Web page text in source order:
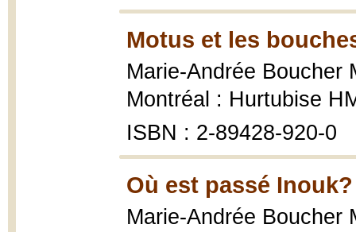
Motus et les
Marie-Andrée Boucher
Montréal : Hurtubise
ISBN : 2-89428-920-0
Où est passé Inouk?
Marie-Andrée